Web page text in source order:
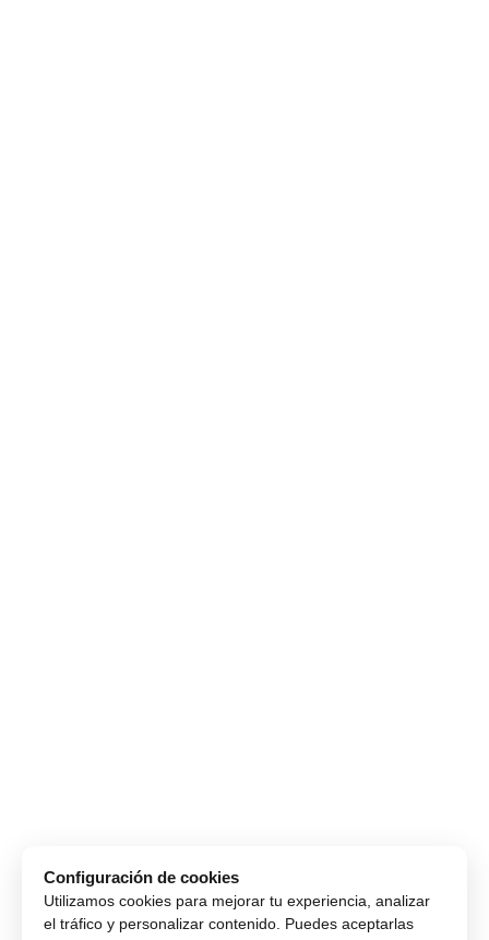
Configuración de cookies
Utilizamos cookies para mejorar tu experiencia, analizar
el tráfico y personalizar contenido. Puedes aceptarlas